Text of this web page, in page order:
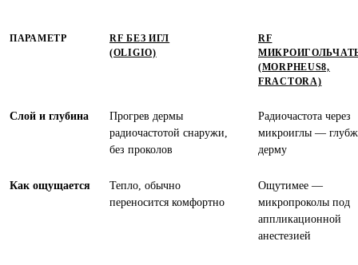
ПАРАМЕТР
RF БЕЗ ИГЛ
(OLIGIO)
RF
(MORPHEUS8,
FRACTORA)
Слой и глубина
Прогрев дермы
радиочастотой снаружи,
без проколов
Радиочастота через
микроиглы —
дерму
Как ощущается
Тепло, обычно
переносится комфортно
Ощутимее —
микропроколы под
аппликационной
анестезией